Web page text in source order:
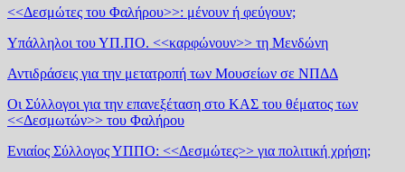
<<Δεσμώτες του Φαλήρου>>: μένουν ή φεύγουν;
Υπάλληλοι του ΥΠ.ΠΟ. <<καρφώνουν>> τη Μενδώνη
Αντιδράσεις για την μετατροπή των Μουσείων σε ΝΠΔΔ
Οι Σύλλογοι για την επανεξέταση στο ΚΑΣ του θέματος των
<<Δεσμωτών>> του Φαλήρου
Ενιαίος Σύλλογος ΥΠΠΟ: <<Δεσμώτες>> για πολιτική χρήση;